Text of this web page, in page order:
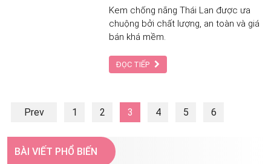
Kem chống nắng Thái Lan được ưa
chuộng bởi chất lượng, an toàn và giá
bán khá mềm.
ĐỌC TIẾP
Prev 1 2 3 4 5
6
BÀI VIẾT PHỔ BIẾN